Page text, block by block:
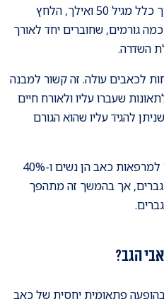
שאצל אנשים מבוגרים יותר, בדרך כלל מגיל 50 ואילך, הלחץ
גורמים, שחוברים יחד לאורך
השדרה.
לכאבים עולה. זה קשור למבנה
שעברו עליו ולאורח חיים
להגיד עליו שהוא הגורם
60% מכלל המטופלים שמגיעים למרפאות כאב הן נשים ו-40%
40 עד 50 יש יותר גברים, אך בהמשך זה מתהפך
הגב?
פתאומית יחסית של כאב